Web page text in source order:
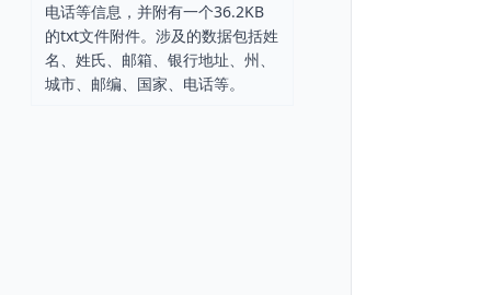
电话等信息，并附有一个36.2KB
的txt文件附件。涉及的数据包括姓
名、姓氏、邮箱、银行地址、州、
城市、邮编、国家、电话等。